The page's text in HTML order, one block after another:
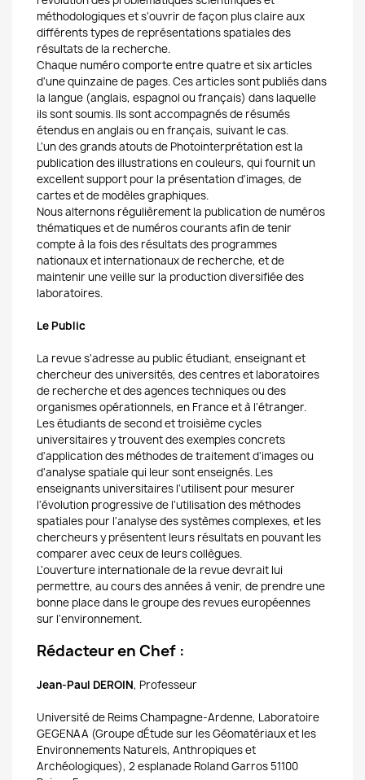
méthodologiques et s'ouvrir de façon plus claire aux
différents types de représentations spatiales des
résultats de la recherche.
Chaque numéro comporte entre quatre et six articles
d'une quinzaine de pages. Ces articles sont publiés dans
la langue (anglais, espagnol ou français) dans laquelle
ils sont soumis. Ils sont accompagnés de résumés
étendus en anglais ou en français, suivant le cas.
L'un des grands atouts de Photointerprétation est la
publication des illustrations en couleurs, qui fournit un
excellent support pour la présentation d'images, de
cartes et de modèles graphiques.
Nous alternons régulièrement la publication de numéros
thématiques et de numéros courants afin de tenir
compte à la fois des résultats des programmes
nationaux et internationaux de recherche, et de
maintenir une veille sur la production diversifiée des
laboratoires.
Le Public
La revue s'adresse au public étudiant, enseignant et
chercheur des universités, des centres et laboratoires
de recherche et des agences techniques ou des
organismes opérationnels, en France et à l'étranger.
Les étudiants de second et troisième cycles
universitaires y trouvent des exemples concrets
d'application des méthodes de traitement d'images ou
d'analyse spatiale qui leur sont enseignés. Les
enseignants universitaires l'utilisent pour mesurer
l'évolution progressive de l'utilisation des méthodes
spatiales pour l'analyse des systèmes complexes, et les
chercheurs y présentent leurs résultats en pouvant les
comparer avec ceux de leurs collègues.
L'ouverture internationale de la revue devrait lui
permettre, au cours des années à venir, de prendre une
bonne place dans le groupe des revues européennes
sur l'environnement.
Rédacteur en Chef :
Jean-Paul DEROIN, Professeur
Université de Reims Champagne-Ardenne, Laboratoire
GEGENAA (Groupe dÉtude sur les Géomatériaux et les
Environnements Naturels, Anthropiques et
Archéologiques), 2 esplanade Roland Garros 51100